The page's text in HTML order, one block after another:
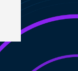
EU